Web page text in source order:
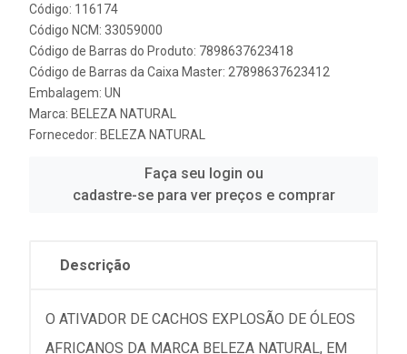
Código: 116174
Código NCM: 33059000
Código de Barras do Produto: 7898637623418
Código de Barras da Caixa Master: 27898637623412
Embalagem: UN
Marca: BELEZA NATURAL
Fornecedor: BELEZA NATURAL
Faça seu login ou
cadastre-se para ver preços e comprar
Descrição
O ATIVADOR DE CACHOS EXPLOSÃO DE ÓLEOS
AFRICANOS DA MARCA BELEZA NATURAL, EM